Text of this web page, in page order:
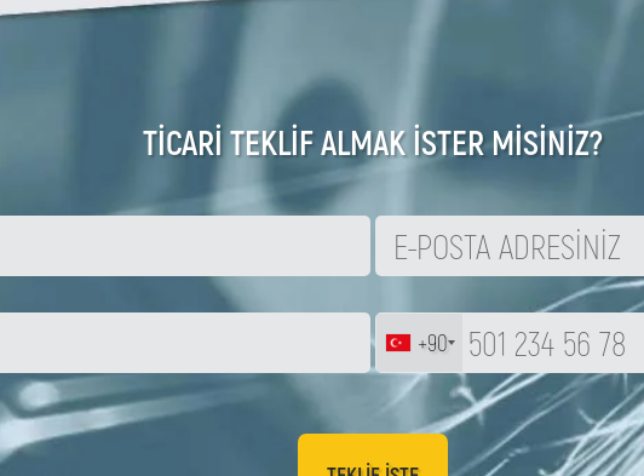
TİCARİ TEKLİF ALMAK İSTER MİSİNİZ?
+90